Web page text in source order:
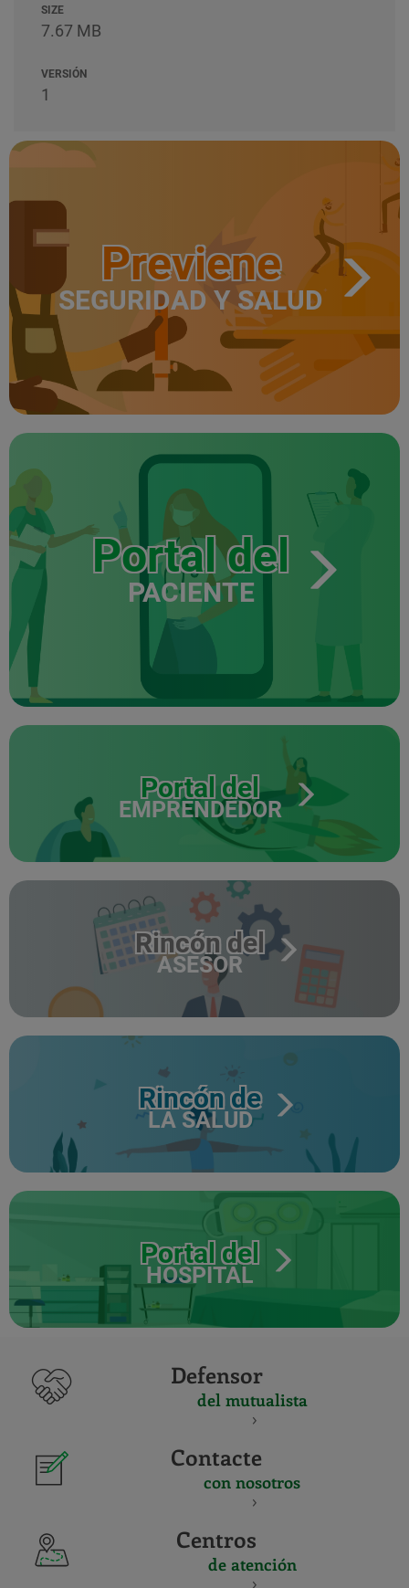
SIZE
7.67 MB
VERSIÓN
1
Previene
SEGURIDAD Y SALUD
Portal del
PACIENTE
Portal del
EMPRENDEDOR
Rincón del
ASESOR
Rincón de
LA SALUD
Portal del
HOSPITAL
Defensor
del mutualista
Contacte
con nosotros
Centros
de atención